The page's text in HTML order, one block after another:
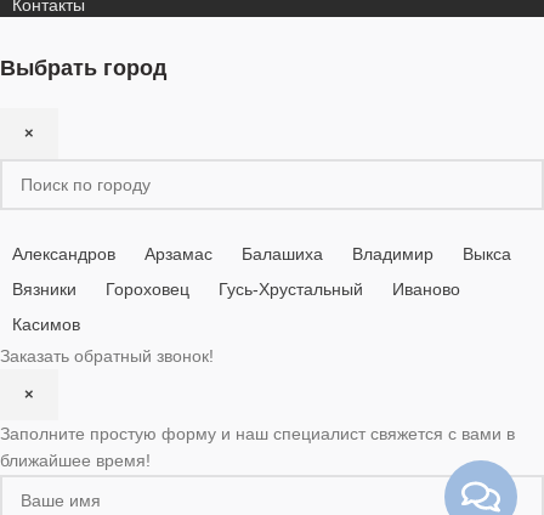
Контакты
Выбрать город
×
Александров Арзамас Балашиха Владимир
Выкса
Вязники
Гороховец Гусь-Хрустальный
Иваново
Касимов
Заказать обратный звонок!
×
Заполните простую форму и наш специалист свяжется с вами в
ближайшее время!